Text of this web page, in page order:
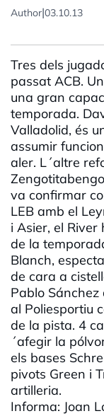
Author|03.10.13
Tres dels
passat ACB.
una gran
temporada.
Valladolid, és
assumir
aler. L´altre
va confirmar
LEB amb el
i Asier, el
de la
Blanch,
de cara a
Pablo
al Poliesportiu
de la pista. 4
´afegir la
els bases
pivots Green i
artilleria.
Informa: Joan